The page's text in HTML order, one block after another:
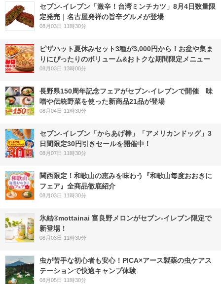
セブン-イレブン「激辛！台湾ミンチカツ」8月4日数量限
定発売｜名古屋発祥の旨辛グルメが登場
08月03日 11時30分
ピザハット夏休みセット3種が3,000円から！お盆や集ま
りにぴったりのボリューム&おトクな期間限定メニュー
08月03日 13時00分
長野県150周年記念フェアがセブン-イレブンで開催 味
噌や伝統野菜を使った新商品21品が登場
08月04日 11時30分
セブン‐イレブン「からあげ棒」「アメリカンドッグ」3
日間限定30円引きセールを開催中！
08月07日 11時30分
関西限定！和歌山の恵みを味わう『和歌山毎度おおきに
フェア』全商品徹底紹介
08月03日 11時30分
氷結®mottainai 富良野メロンがセブン‐イレブン限定で
新登場！
08月03日 11時30分
虫が苦手な初心者も安心！PICA×アース製薬の虫ケアス
テーションで快適キャンプ体験
08月05日 11時30分